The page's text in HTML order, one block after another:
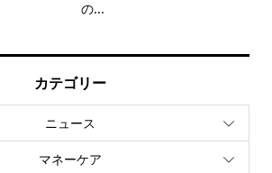
の...
カテゴリー
ニュース
マネーケア